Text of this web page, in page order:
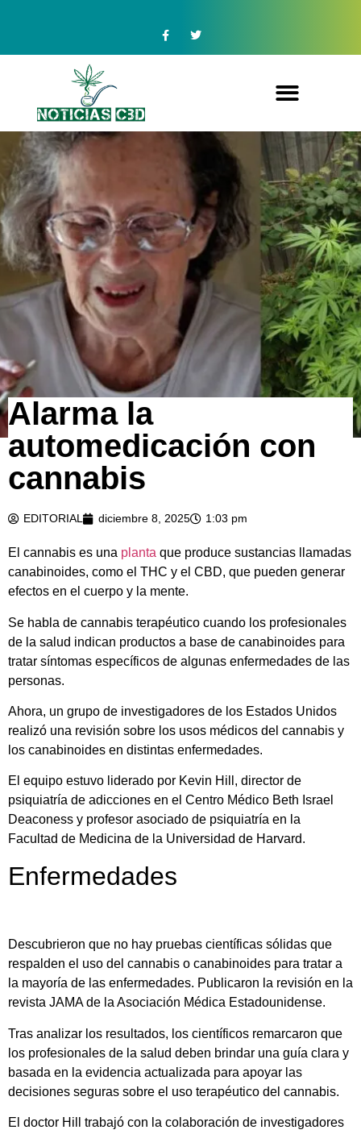
Alarma la
automedicación con
cannabis
EDITORIAL diciembre 8, 2025 1:03 pm
El cannabis es una planta que produce sustancias llamadas
canabinoides, como el THC y el CBD, que pueden generar
efectos en el cuerpo y la mente.
Se habla de cannabis terapéutico cuando los profesionales
de la salud indican productos a base de canabinoides para
tratar síntomas específicos de algunas enfermedades de las
personas.
Ahora, un grupo de investigadores de los Estados Unidos
realizó una revisión sobre los usos médicos del cannabis y
los canabinoides en distintas enfermedades.
El equipo estuvo liderado por Kevin Hill, director de
psiquiatría de adicciones en el Centro Médico Beth Israel
Deaconess y profesor asociado de psiquiatría en la
Facultad de Medicina de la Universidad de Harvard.
Enfermedades
Descubrieron que no hay pruebas científicas sólidas que
respalden el uso del cannabis o canabinoides para tratar a
la mayoría de las enfermedades. Publicaron la revisión en la
revista JAMA de la Asociación Médica Estadounidense.
Tras analizar los resultados, los científicos remarcaron que
los profesionales de la salud deben brindar una guía clara y
basada en la evidencia actualizada para apoyar las
decisiones seguras sobre el uso terapéutico del cannabis.
El doctor Hill trabajó con la colaboración de investigadores